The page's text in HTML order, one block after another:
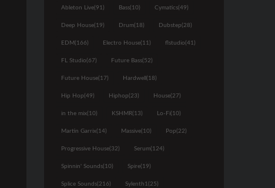
Ableton Live(91) Bass(10) Cymatics(49)
Deep House(19) Drum(18) Dubstep(28)
EDM(166) Electro House(11) flstudio(41)
FL Studio(67) Future Bass(52)
Future House(17) Hardwell (18)
Hip Hop(49) Hiphop(23) House(27)
in the mix(10) KSHMR(13) Lo-Fi(10)
Martin Garrix(14) Massive(10) Pop(22)
Progressive House(32) Serum(124)
Spinnin' Sounds(10) Spire(19)
Splice Sounds(216) Sylenth1(25)